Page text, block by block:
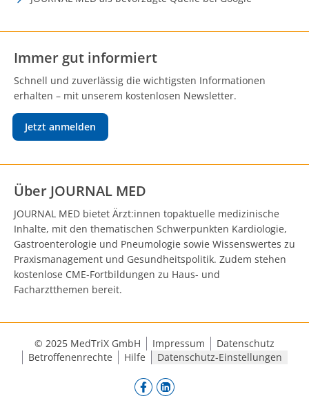
Immer gut informiert
Schnell und zuverlässig die wichtigsten Informationen
erhalten – mit unserem kostenlosen Newsletter.
Jetzt anmelden
Über JOURNAL MED
JOURNAL MED bietet Ärzt:innen topaktuelle medizinische
Inhalte, mit den thematischen Schwerpunkten Kardiologie,
Gastroenterologie und Pneumologie sowie Wissenswertes zu
Praxismanagement und Gesundheitspolitik. Zudem stehen
kostenlose CME-Fortbildungen zu Haus- und
Facharztthemen bereit.
© 2025 MedTriX GmbH Impressum
Datenschutz
Betroffenenrechte
Hilfe Datenschutz-Einstellungen